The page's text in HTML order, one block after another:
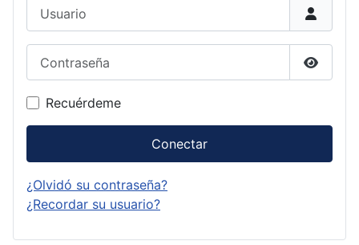
Recuérdeme
Conectar
¿Olvidó su contraseña?
¿Recordar su usuario?